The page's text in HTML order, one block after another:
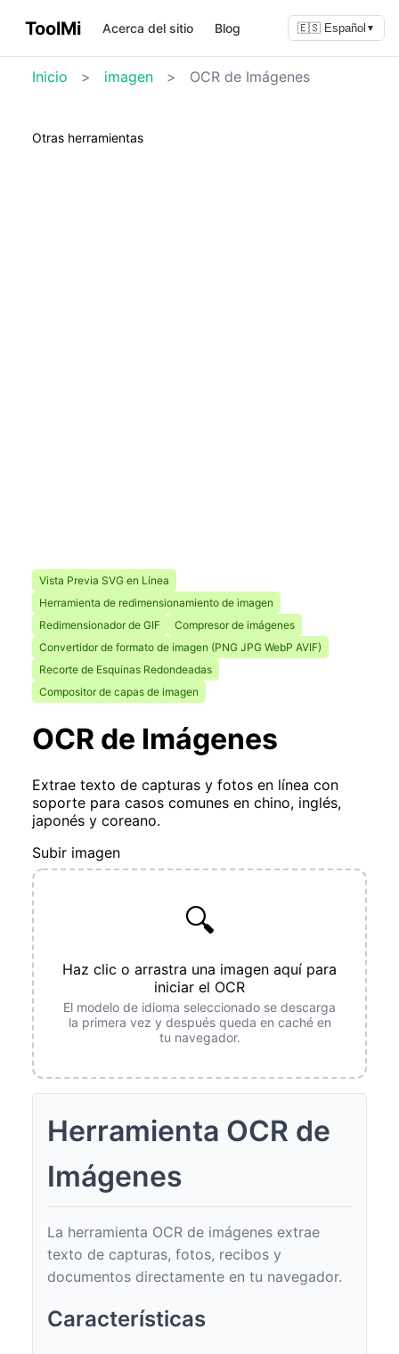
ToolMi Acerca del sitio Blog 🇪🇸 Español ▼
Inicio > imagen > OCR de Imágenes
Otras herramientas
Vista Previa SVG en Línea
Herramienta de redimensionamiento de imagen
Redimensionador de GIF
Compresor de imágenes
Convertidor de formato de imagen (PNG JPG WebP AVIF)
Recorte de Esquinas Redondeadas
Compositor de capas de imagen
OCR de Imágenes
Extrae texto de capturas y fotos en línea con
soporte para casos comunes en chino, inglés,
japonés y coreano.
Subir imagen
🔍
Haz clic o arrastra una imagen aquí para
iniciar el OCR
El modelo de idioma seleccionado se descarga
la primera vez y después queda en caché en
tu navegador.
Herramienta OCR de
Imágenes
La herramienta OCR de imágenes extrae
texto de capturas, fotos, recibos y
documentos directamente en tu navegador.
Características